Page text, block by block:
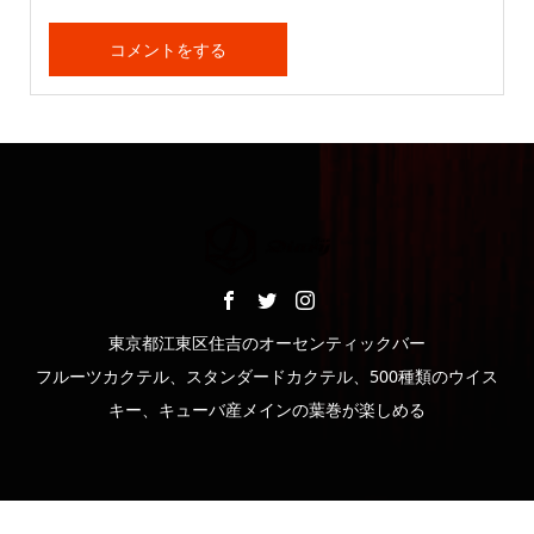
東京都江東区住吉のオーセンティックバー
フルーツカクテル、スタンダードカクテル、500種類のウイス
キー、キューバ産メインの葉巻が楽しめる